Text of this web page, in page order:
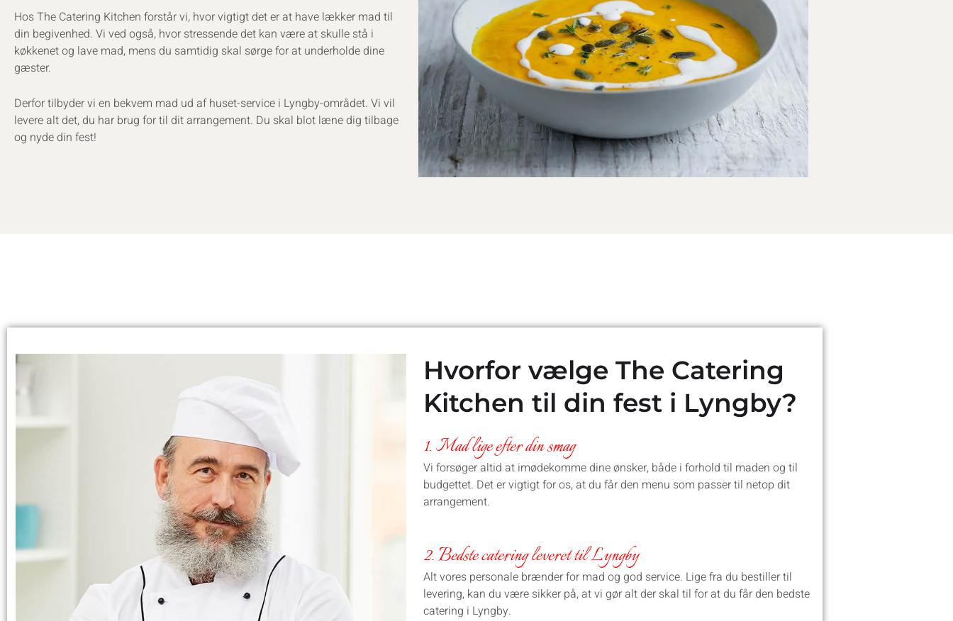
Hos The Catering Kitchen forstår vi, hvor vigtigt det er at have lækker mad til
din begivenhed. Vi ved også, hvor stressende det kan være at skulle stå i
køkkenet og lave mad, mens du samtidig skal sørge for at underholde dine
gæster.
Derfor tilbyder vi en bekvem mad ud af huset-service i Lyngby-området. Vi vil
levere alt det, du har brug for til dit arrangement. Du skal blot læne dig tilbage
og nyde din fest!
Hvorfor vælge The Catering
Kitchen til din fest i Lyngby?
1. Mad lige efter din smag
Vi forsøger altid at imødekomme dine ønsker, både i forhold til maden og til
budgettet. Det er vigtigt for os, at du får den menu som passer til netop dit
arrangement.
2. Bedste catering leveret til Lyngby
Alt vores personale brænder for mad og god service. Lige fra du bestiller til
levering, kan du være sikker på, at vi gør alt der skal til for at du får den bedste
catering i Lyngby.